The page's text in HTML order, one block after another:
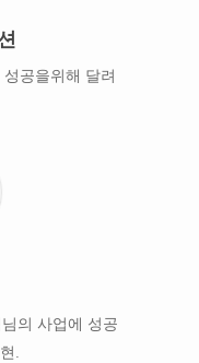
공을위해 달려
의 사업에 성공
.